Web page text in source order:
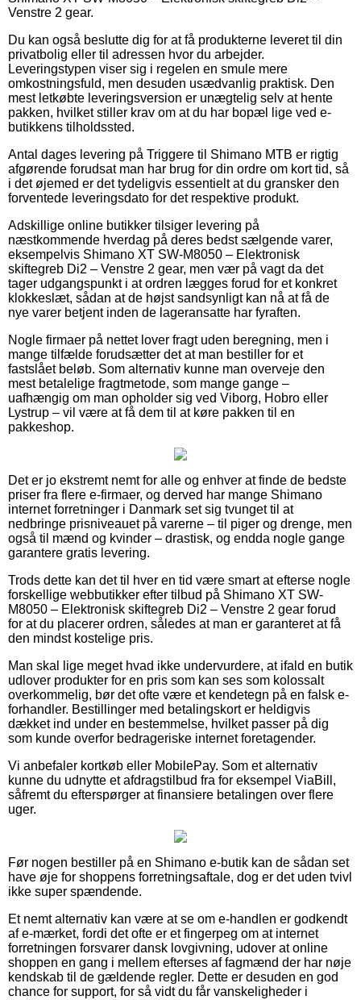
Venstre 2 gear.
Du kan også beslutte dig for at få produkterne leveret til din
privatbolig eller til adressen hvor du arbejder.
Leveringstypen viser sig i regelen en smule mere
omkostningsfuld, men desuden usædvanlig praktisk. Den
mest letkøbte leveringsversion er unægtelig selv at hente
pakken, hvilket stiller krav om at du har bopæl lige ved e-
butikkens tilholdssted.
Antal dages levering på Triggere til Shimano MTB er rigtig
afgørende forudsat man har brug for din ordre om kort tid, så
i det øjemed er det tydeligvis essentielt at du gransker den
forventede leveringsdato for det respektive produkt.
Adskillige online butikker tilsiger levering på
næstkommende hverdag på deres bedst sælgende varer,
eksempelvis Shimano XT SW-M8050 – Elektronisk
skiftegreb Di2 – Venstre 2 gear, men vær på vagt da det
tager udgangspunkt i at ordren lægges forud for et konkret
klokkeslæt, sådan at de højst sandsynligt kan nå at få de
nye varer betjent inden de lageransatte har fyraften.
Nogle firmaer på nettet lover fragt uden beregning, men i
mange tilfælde forudsætter det at man bestiller for et
fastslået beløb. Som alternativ kunne man overveje den
mest betalelige fragtmetode, som mange gange –
uafhængig om man opholder sig ved Viborg, Hobro eller
Lystrup – vil være at få dem til at køre pakken til en
pakkeshop.
Det er jo ekstremt nemt for alle og enhver at finde de bedste
priser fra flere e-firmaer, og derved har mange Shimano
internet forretninger i Danmark set sig tvunget til at
nedbringe prisniveauet på varerne – til piger og drenge, men
også til mænd og kvinder – drastisk, og endda nogle gange
garantere gratis levering.
Trods dette kan det til hver en tid være smart at efterse nogle
forskellige webbutikker efter tilbud på Shimano XT SW-
M8050 – Elektronisk skiftegreb Di2 – Venstre 2 gear forud
for at du placerer ordren, således at man er garanteret at få
den mindst kostelige pris.
Man skal lige meget hvad ikke undervurdere, at ifald en butik
udlover produkter for en pris som kan ses som kolossalt
overkommelig, bør det ofte være et kendetegn på en falsk e-
forhandler. Bestillinger med betalingskort er heldigvis
dækket ind under en bestemmelse, hvilket passer på dig
som kunde overfor bedrageriske internet foretagender.
Vi anbefaler kortkøb eller MobilePay. Som et alternativ
kunne du udnytte et afdragstilbud fra for eksempel ViaBill,
såfremt du efterspørger at finansiere betalingen over flere
uger.
Før nogen bestiller på en Shimano e-butik kan de sådan set
have øje for shoppens forretningsaftale, dog er det uden tvivl
ikke super spændende.
Et nemt alternativ kan være at se om e-handlen er godkendt
af e-mærket, fordi det ofte er et fingerpeg om at internet
forretningen forsvarer dansk lovgivning, udover at online
shoppen en gang i mellem efterses af fagmænd der har nøje
kendskab til de gældende regler. Dette er desuden en god
chance for support, for så vidt du får vanskeligheder i